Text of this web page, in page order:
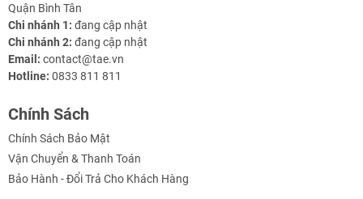
Quận Bình Tân
Chi nhánh 1: đang cập nhật
Chi nhánh 2: đang cập nhật
Email: contact@tae.vn
Hotline: 0833 811 811
Chính Sách
Chính Sách Bảo Mật
Vận Chuyển & Thanh Toán
Bảo Hành - Đổi Trả Cho Khách Hàng